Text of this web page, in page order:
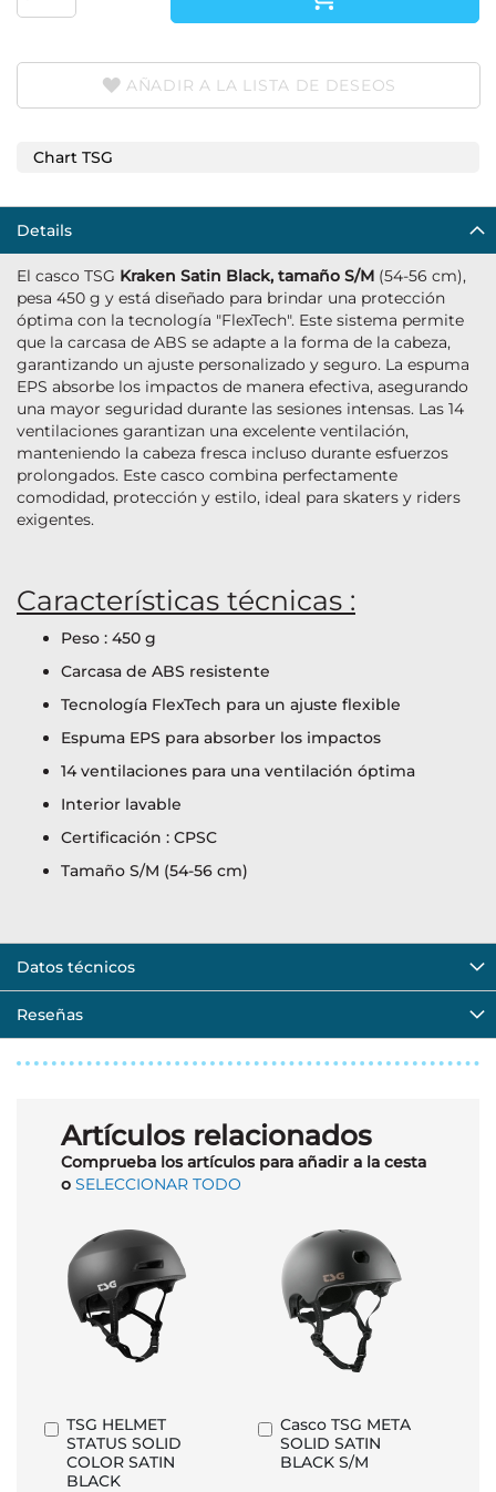
AÑADIR A LA LISTA DE DESEOS
Chart TSG
Details
El casco TSG Kraken Satin Black, tamaño S/M (54-56 cm),
pesa 450 g y está diseñado para brindar una protección
óptima con la tecnología "FlexTech". Este sistema permite
que la carcasa de ABS se adapte a la forma de la cabeza,
garantizando un ajuste personalizado y seguro. La espuma
EPS absorbe los impactos de manera efectiva, asegurando
una mayor seguridad durante las sesiones intensas. Las 14
ventilaciones garantizan una excelente ventilación,
manteniendo la cabeza fresca incluso durante esfuerzos
prolongados. Este casco combina perfectamente
comodidad, protección y estilo, ideal para skaters y riders
exigentes.
Características técnicas :
Peso : 450 g
Carcasa de ABS resistente
Tecnología FlexTech para un ajuste flexible
Espuma EPS para absorber los impactos
14 ventilaciones para una ventilación óptima
Interior lavable
Certificación : CPSC
Tamaño S/M (54-56 cm)
Datos técnicos
Reseñas
Artículos relacionados
Comprueba los artículos para añadir a la cesta
o SELECCIONAR TODO
TSG HELMET
STATUS SOLID
COLOR SATIN
BLACK
Añadir
al
carrito
Casco TSG META
SOLID SATIN
BLACK S/M
Añadir
al
carrito